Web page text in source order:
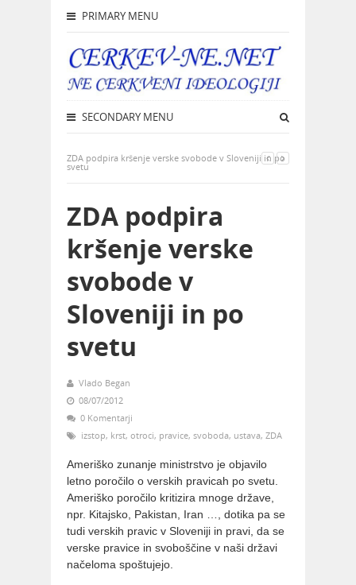
PRIMARY MENU
SECONDARY MENU
ZDA podpira kršenje verske svobode v Sloveniji in po
svetu
ZDA podpira
kršenje verske
svobode v
Sloveniji in po
svetu
Vlado Began
08/07/2012
0 Komentarji
izstop, krst, otroci, pravice, svoboda, ustava, ZDA
Ameriško zunanje ministrstvo je objavilo
letno poročilo o verskih pravicah po svetu.
Ameriško poročilo kritizira mnoge države,
npr. Kitajsko, Pakistan, Iran …, dotika pa se
tudi verskih pravic v Sloveniji in pravi, da se
verske pravice in svoboščine v naši državi
načeloma spoštujejo.